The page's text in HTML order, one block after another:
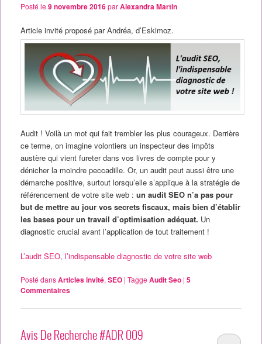
Posté le 9 novembre 2016parAlexandra Martin
Article invité proposé par Andréa, d’Eskimoz.
Audit ! Voilà un mot qui fait trembler les plus courageux. Derrière
ce terme, on imagine volontiers un inspecteur des impôts
austère qui vient fureter dans vos livres de compte pour y
dénicher la moindre peccadille. Or, un audit peut aussi être une
démarche positive, surtout lorsqu’elle s’applique à la stratégie de
référencement de votre site web : un audit SEO n’a pas pour
but de mettre au jour vos secrets fiscaux, mais bien d’établir
les bases pour un travail d’optimisation adéquat. Un
diagnostic crucial avant l’application de tout traitement !
L’audit SEO, l’indispensable diagnostic de votre site web
Posté dansArticles invité,SEO | Tagge Audit Seo | 5
Commentaires
Avis De Recherche #ADR 009